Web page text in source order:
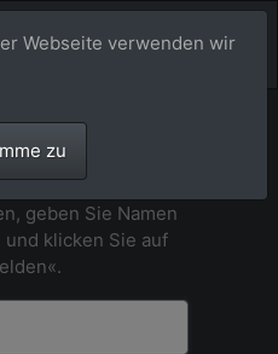
geben Sie Namen
klicken Sie auf
Webseite verwenden wir
zu